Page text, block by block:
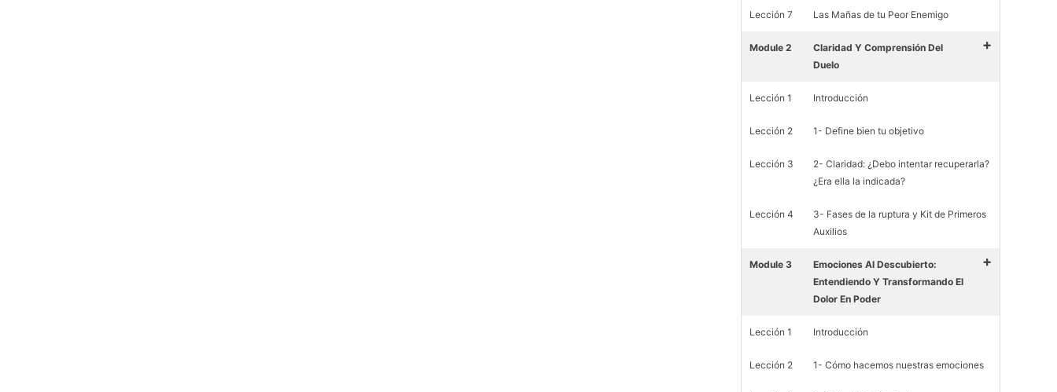
Lección 7 Las Mañas de tu Peor Enemigo
Module 2
Claridad Y Comprensión Del
Duelo
+
Lección 1 Introducción
Lección 2 1- Define bien tu objetivo
Lección 3
2- Claridad: ¿Debo intentar recuperarla?
¿Era ella la indicada?
Lección 4
3- Fases de la ruptura y Kit de Primeros
Auxilios
Module 3
Emociones Al Descubierto:
Entendiendo Y Transformando El
Dolor En Poder
+
Lección 1 Introducción
Lección 2 1- Cómo hacemos nuestras emociones